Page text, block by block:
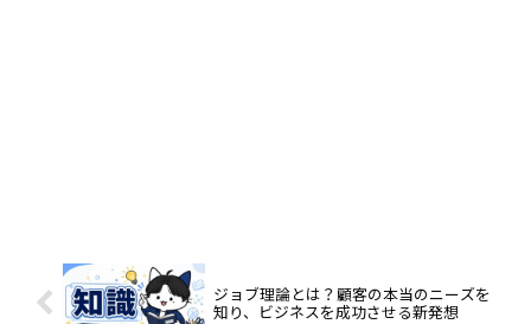
ジョブ理論とは？顧客の本当のニーズを
知り、ビジネスを成功させる新発想